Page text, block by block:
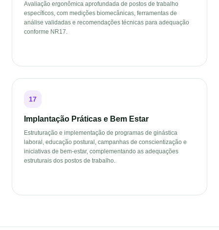
Avaliação ergonômica aprofundada de postos de trabalho
específicos, com medições biomecânicas, ferramentas de
análise validadas e recomendações técnicas para adequação
conforme NR17.
17
Implantação Práticas e Bem Estar
Estruturação e implementação de programas de ginástica
laboral, educação postural, campanhas de conscientização e
iniciativas de bem-estar, complementando as adequações
estruturais dos postos de trabalho.